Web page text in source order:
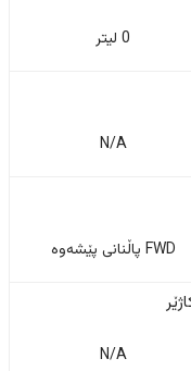
0 لیتر
N/A
FWD پاڵنانی پێشەوە
N/A